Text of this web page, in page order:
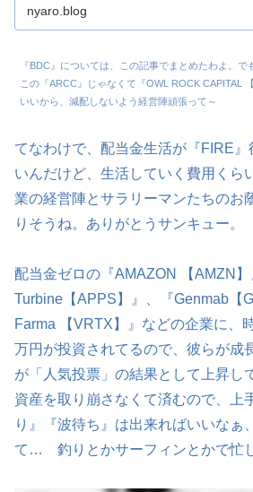
nyaro.blog
『BDC』については、この記事でまとめたわよ。で
この『ARCC』じゃなくて『OWL ROCK CAPITAL
いいから、減配しないよう経営陣頑張って～
てなわけで、配当金生活が『FIRE
いんだけど、生活していく費用くら
業の経営陣とサラリーマンたちのお
りそうね。ありがとうサンキュー。
配当金ゼロの『AMAZON 【AMZN】
Turbine【APPS】』、『Genmab【
Farma 【VRTX】』などの企業に、
万円が投資されてるので、彼らが成
が「人気投票」の結果として上昇し
資産を取り崩さなくて済むので、上
り』『波待ち』は出来ればいいなぁ
て… 釣りとかサーフィンとかで忙